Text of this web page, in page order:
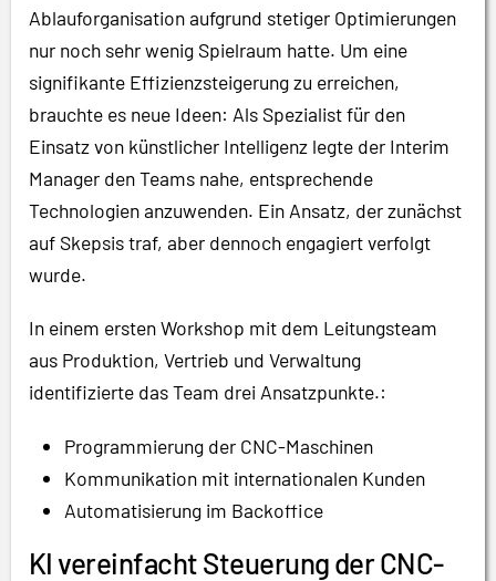
Ablauforganisation aufgrund stetiger Optimierungen
nur noch sehr wenig Spielraum hatte. Um eine
signifikante Effizienzsteigerung zu erreichen,
brauchte es neue Ideen: Als Spezialist für den
Einsatz von künstlicher Intelligenz legte der Interim
Manager den Teams nahe, entsprechende
Technologien anzuwenden. Ein Ansatz, der zunächst
auf Skepsis traf, aber dennoch engagiert verfolgt
wurde.
In einem ersten Workshop mit dem Leitungsteam
aus Produktion, Vertrieb und Verwaltung
identifizierte das Team drei Ansatzpunkte.:
Programmierung der CNC-Maschinen
Kommunikation mit internationalen Kunden
Automatisierung im Backoffice
KI vereinfacht Steuerung der CNC-